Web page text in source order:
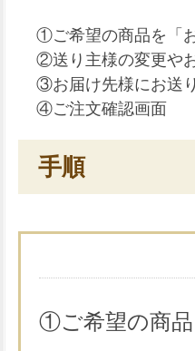
①ご希望の商品を「
②送り主様の変更や
③お届け先様にお送
④ご注文確認画面
手順
①ご希望の商